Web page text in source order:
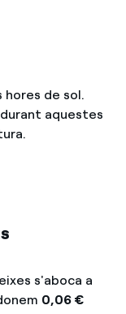
hores de sol.
aquestes
s'aboca a
0,06 €